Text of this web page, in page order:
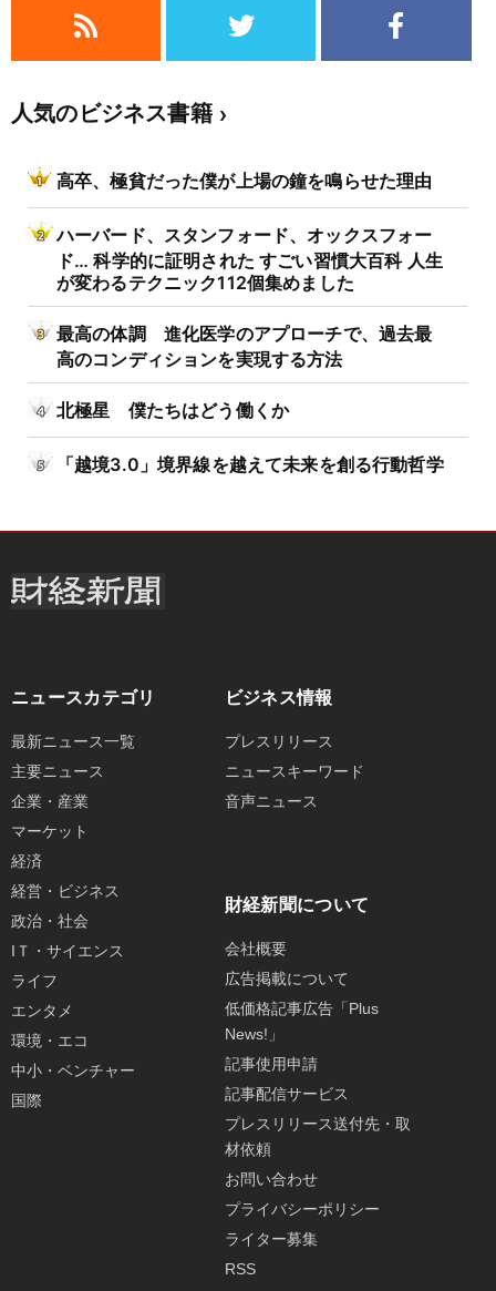
人気のビジネス書籍
高卒、極貧だった僕が上場の鐘を鳴らせた理由
ハーバード、スタンフォード、オックスフォー
ド… 科学的に証明された すごい習慣大百科 人生
が変わるテクニック112個集めました
最高の体調 進化医学のアプローチで、過去最
高のコンディションを実現する方法
北極星 僕たちはどう働くか
「越境3.0」境界線を越えて未来を創る行動哲学
ニュースカテゴリ
最新ニュース一覧
主要ニュース
企業・産業
マーケット
経済
経営・ビジネス
政治・社会
IＴ・サイエンス
ライフ
エンタメ
環境・エコ
中小・ベンチャー
国際
ビジネス情報
プレスリリース
ニュースキーワード
音声ニュース
財経新聞について
会社概要
広告掲載について
低価格記事広告「Plus
News!」
記事使用申請
記事配信サービス
プレスリリース送付先・取
材依頼
お問い合わせ
プライバシーポリシー
ライター募集
RSS